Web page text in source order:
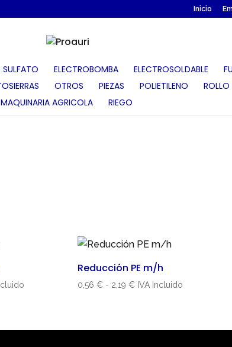
Inicio
ELECTROBOMBA ELECTROSOLDABLE
OTROS PIEZAS POLIETILENO ROLLO
MAQUINARIA AGRICOLA
RIEGO
Reducción PE m/h
0,56€ - 2,19€Rango
IVA Incluido